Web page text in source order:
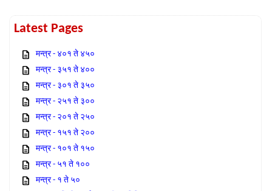
Latest Pages
मन्त्र - ४०१ ते ४५०
मन्त्र - ३५१ ते ४००
मन्त्र - ३०१ ते ३५०
मन्त्र - २५१ ते ३००
मन्त्र - २०१ ते २५०
मन्त्र - १५१ ते २००
मन्त्र - १०१ ते १५०
मन्त्र - ५१ ते १००
मन्त्र - १ ते ५०